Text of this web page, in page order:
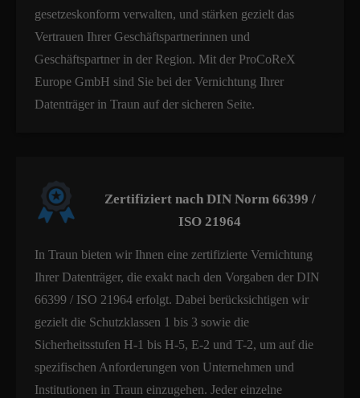
gesetzeskonform verwalten, und stärken gezielt das
Vertrauen Ihrer Geschäftspartnerinnen und
Geschäftspartner in der Region. Mit der ProCoReX
Europe GmbH sind Sie bei der Vernichtung Ihrer
Datenträger in Traun auf der sicheren Seite.
Zertifiziert nach DIN Norm 66399 /
ISO 21964
In Traun bieten wir Ihnen eine zertifizierte Vernichtung
Ihrer Datenträger, die exakt nach den Vorgaben der DIN
66399 / ISO 21964 erfolgt. Dabei berücksichtigen wir
gezielt die Schutzklassen 1 bis 3 sowie die
Sicherheitsstufen H-1 bis H-5, E-2 und T-2, um auf die
spezifischen Anforderungen von Unternehmen und
Institutionen in Traun einzugehen. Jeder einzelne